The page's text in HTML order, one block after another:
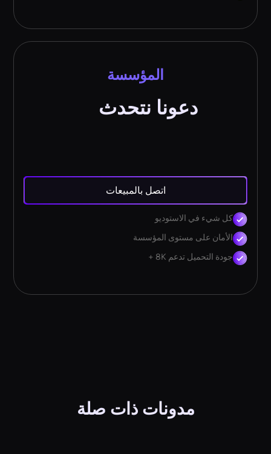
المؤسسة
دعونا نتحدث
اتصل بالمبيعات
كل شيء في الاستوديو
الأمان على مستوى المؤسسة
جودة التحميل تدعم 8K +
مدونات ذات صلة